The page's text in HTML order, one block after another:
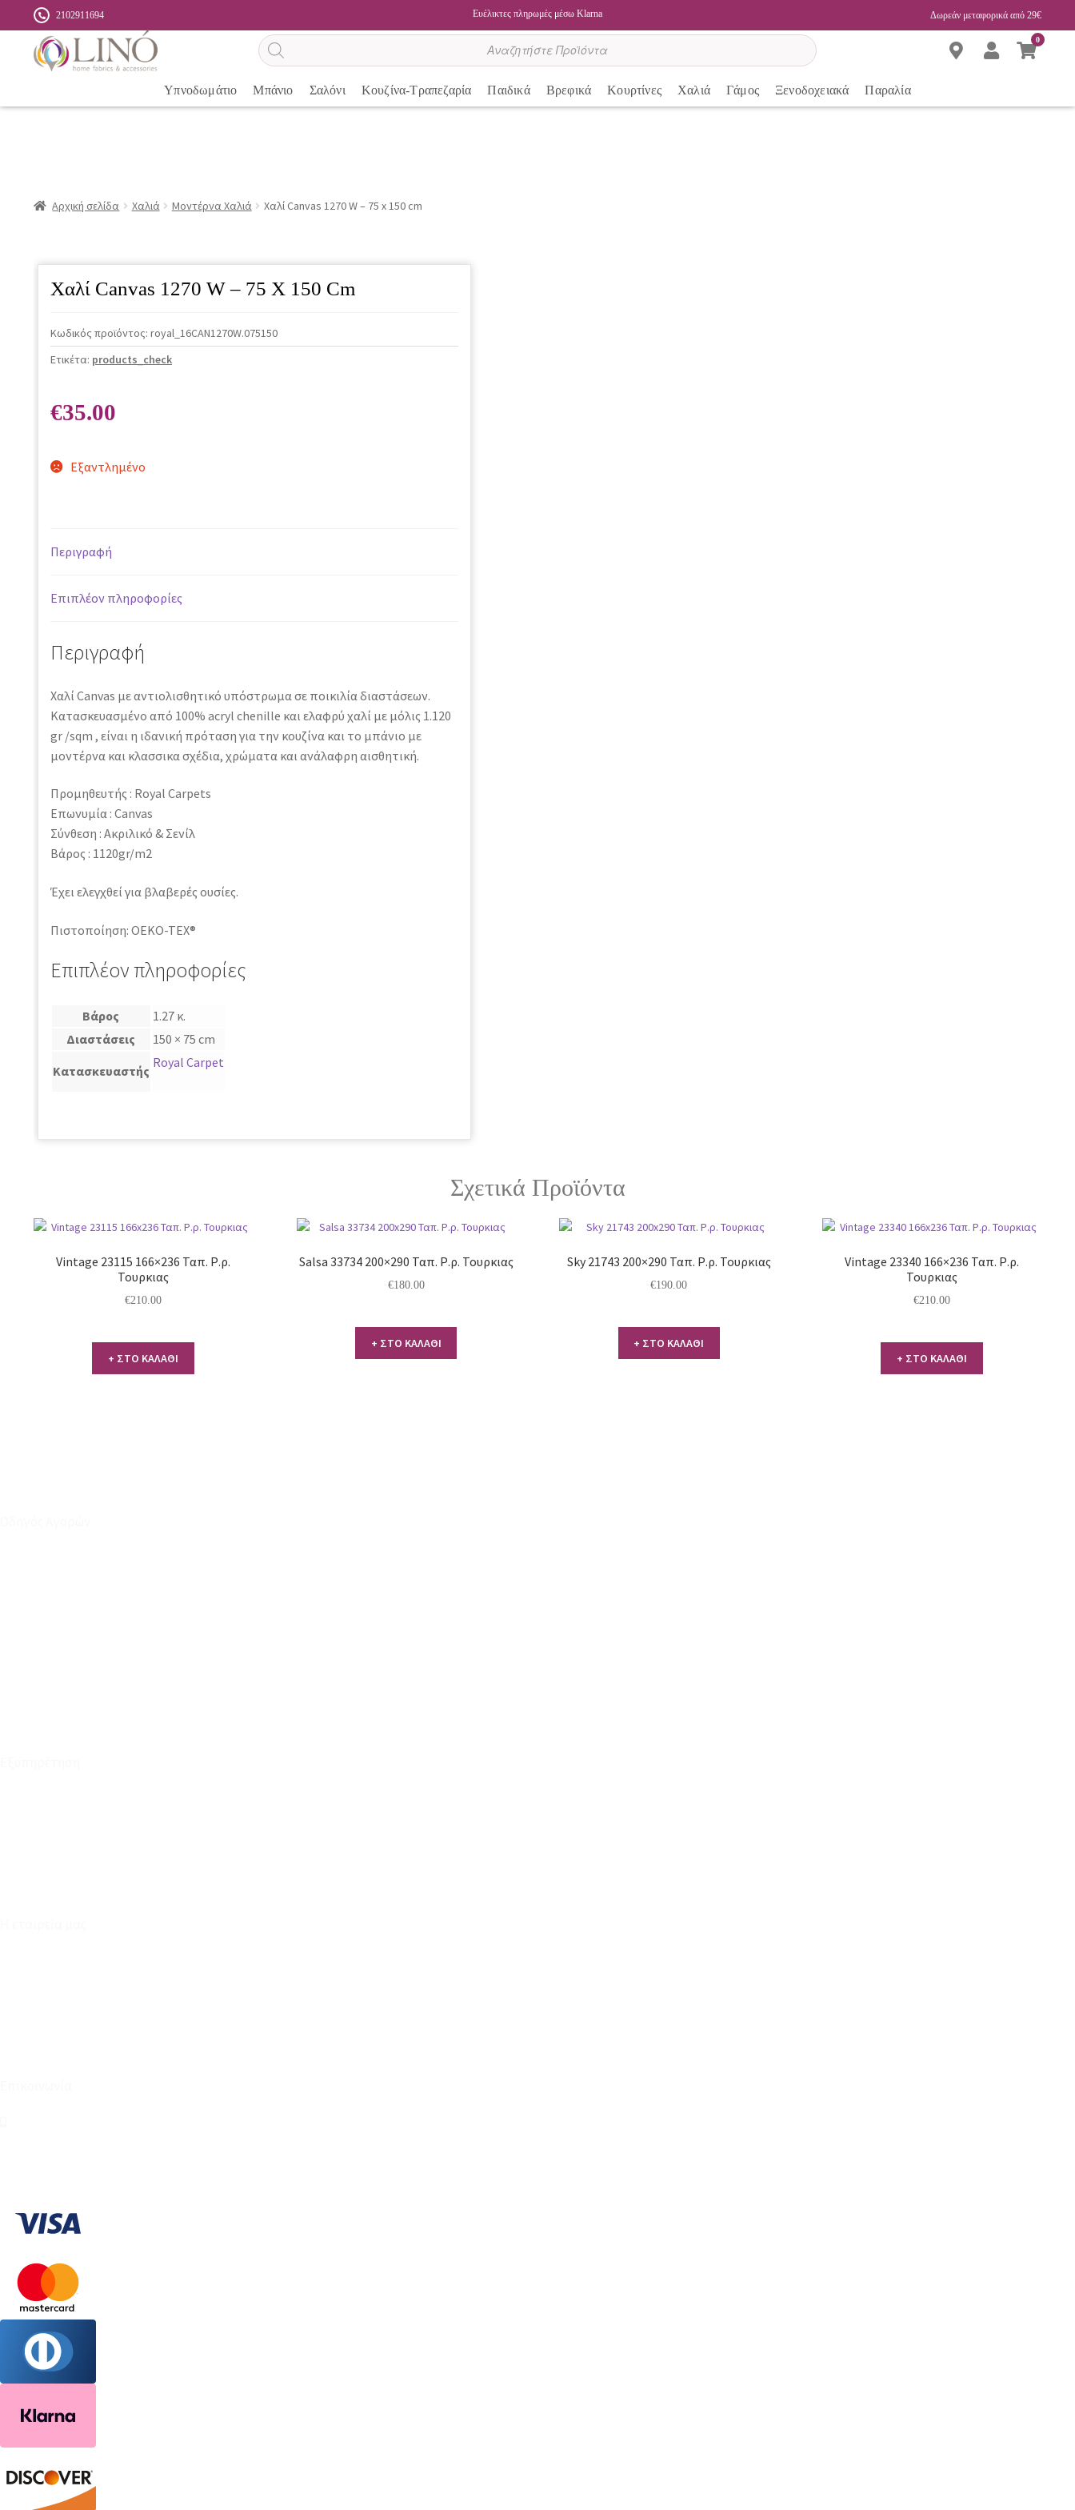
2102911694 Ευέλικτες πληρωμές μέσω Klarna Δωρεάν μεταφορικά από 29€
Αναζήτηση
προϊόντων
0
Υπνοδωμάτιο Μπάνιο Σαλόνι Κουζίνα-Τραπεζαρία Παιδικά Βρεφικά Κουρτίνες Χαλιά Γάμος Ξενοδοχειακά Παραλία
Αρχική σελίδα Χαλιά Μοντέρνα Χαλιά Χαλί Canvas 1270 W – 75 x 150 cm
Χαλί Canvas 1270 W – 75 X 150 Cm
Κωδικός προϊόντος: royal_16CAN1270W.075150
Ετικέτα: products_check
€35.00
Εξαντλημένο
Περιγραφή
Επιπλέον πληροφορίες
Περιγραφή
Χαλί Canvas με αντιολισθητικό υπόστρωμα σε ποικιλία διαστάσεων.
Κατασκευασμένo από 100% acryl chenille και ελαφρύ χαλί με μόλις 1.120
gr /sqm , είναι η ιδανική πρόταση για την κουζίνα και το μπάνιο με
μοντέρνα και κλασσικα σχέδια, χρώματα και ανάλαφρη αισθητική.
Προμηθευτής : Royal Carpets
Επωνυμία : Canvas
Σύνθεση : Ακριλικό & Σενίλ
Βάρος : 1120gr/m2
Έχει ελεγχθεί για βλαβερές ουσίες.
Πιστοποίηση: OEKO-TEX®
Επιπλέον πληροφορίες
Βάρος
1.27 κ.
Διαστάσεις
150 × 75 cm
Κατασκευαστής
Royal Carpet
Σχετικά Προϊόντα
Vintage 23115 166×236 Ταπ. Ρ.ρ.
Τουρκιας
€210.00
+ ΣΤΟ ΚΑΛΑΘΙ
Salsa 33734 200×290 Ταπ. Ρ.ρ. Τουρκιας
€180.00
+ ΣΤΟ ΚΑΛΑΘΙ
Sky 21743 200×290 Ταπ. Ρ.ρ. Τουρκιας
€190.00
+ ΣΤΟ ΚΑΛΑΘΙ
Vintage 23340 166×236 Ταπ. Ρ.ρ.
Τουρκιας
€210.00
+ ΣΤΟ ΚΑΛΑΘΙ